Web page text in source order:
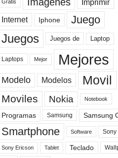
Gratis Imprimir
Internet Iphone Juego
Juegos Juegos de Laptop
Laptops Mejor Mejores
Modelo Modelos Movil
Moviles Nokia Notebook
Programas Samsung Samsung
Smartphone Software Sony
Sony Ericson Tablet Teclado